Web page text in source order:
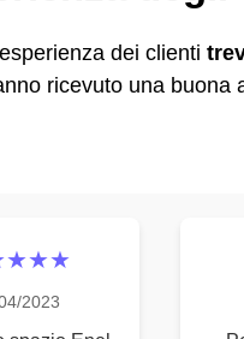
dei clienti
ricevuto una buona
2023